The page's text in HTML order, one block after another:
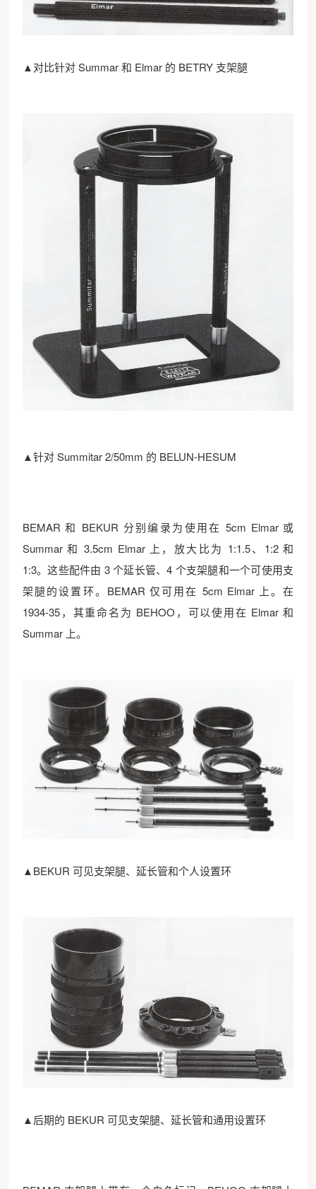
▲对比针对 Summar 和 Elmar 的 BETRY 支架腿
▲针对 Summitar 2/50mm 的 BELUN-HESUM
BEMAR 和 BEKUR 分别编录为使用在 5cm Elmar 或
Summar 和 3.5cm Elmar 上，放大比为 1:1.5、1:2 和
1:3。这些配件由 3 个延长管、4 个支架腿和一个可使用支
架腿的设置环。BEMAR 仅可用在 5cm Elmar 上。在
1934-35，其重命名为 BEHOO，可以使用在 Elmar 和
Summar 上。
▲BEKUR 可见支架腿、延长管和个人设置环
▲后期的 BEKUR 可见支架腿、延长管和通用设置环